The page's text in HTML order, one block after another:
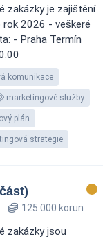
zakázky je zajištění
2026 - veškeré
- Praha Termín
komunikace
marketingové služby
plán
strategie
125 000 korun
zakázky jsou